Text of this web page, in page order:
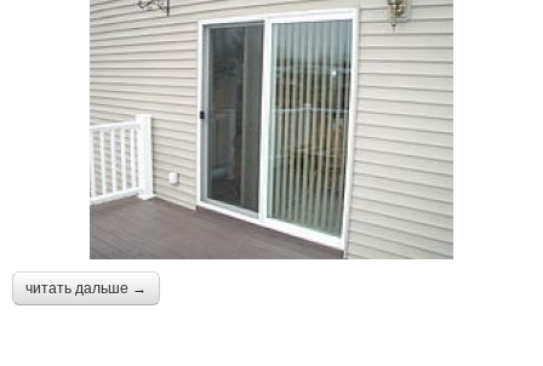
читать дальше →